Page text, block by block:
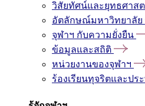
วิสัยทัศน์และยุทธศาส
อัตลักษณ์มหาวิทยาลัย
จุฬาฯ กับความยั่งยืน
ข้อมูลและสถิติ
หน่วยงานของจุฬาฯ
ร้องเรียนทุจริตและปร